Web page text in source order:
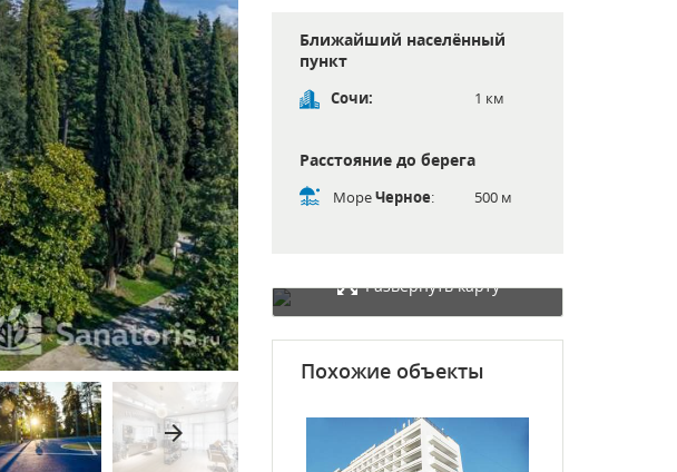
arrow_forward
Ближайший населённый
пункт
Сочи: 1 км
Расстояние до берега
МореЧерное: 500 м
Развернуть карту
Похожие объекты